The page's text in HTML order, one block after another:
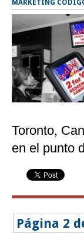
MARKETING
Toronto,
en el punto
Página 2